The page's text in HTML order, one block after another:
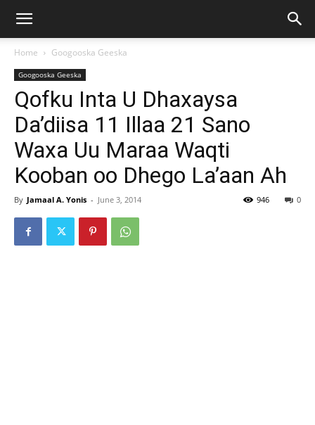
Home Googooska Geeska
Googooska Geeska
Qofku Inta U Dhaxaysa
Da’diisa 11 Illaa 21 Sano
Waxa Uu Maraa Waqti
Kooban oo Dhego La’aan Ah
By Jamaal A. Yonis - June 3, 2014 0
946